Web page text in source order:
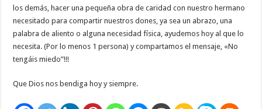
los demás, hacer una pequeña obra de caridad con nuestro hermano
necesitado para compartir nuestros dones, ya sea un abrazo, una
palabra de aliento o alguna necesidad física, ayudemos hoy al que lo
necesita. (Por lo menos 1 persona) y compartamos el mensaje, «No
tengáis miedo”!!!
Que Dios nos bendiga hoy y siempre.